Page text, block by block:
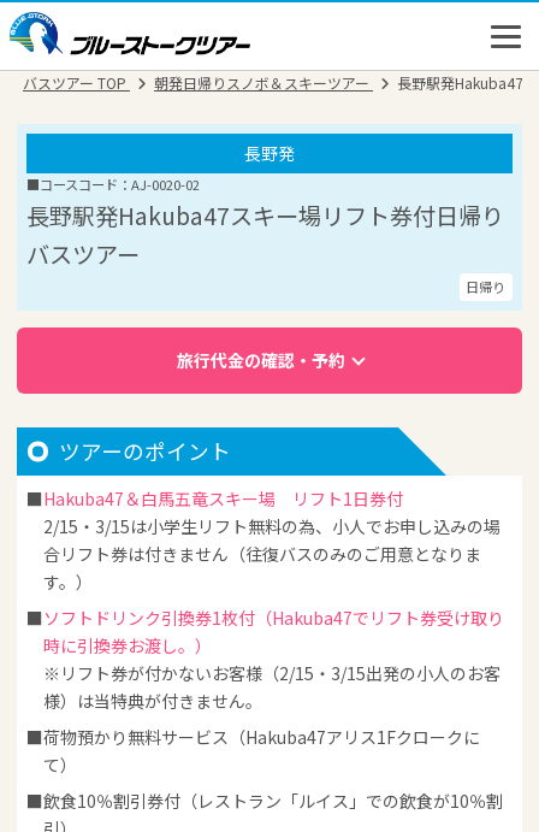
高速バス
バスツアー
新幹線
バスツアー TOP 朝発日帰りスノボ＆スキーツアー 長野駅発Hakuba47
長野駅発Hakuba47スキー場リフト券付日帰り
バスツアー
長野発
■コースコード：AJ-0020-02
日帰り
旅行代金の確認・予約
ツアーのポイント
Hakuba47＆白馬五竜スキー場 リフト1日券付
2/15・3/15は小学生リフト無料の為、小人でお申し込みの場
合リフト券は付きません（往復バスのみのご用意となりま
す。）
ソフトドリンク引換券1枚付（Hakuba47でリフト券受け取り
時に引換券お渡し。）
※リフト券が付かないお客様（2/15・3/15出発の小人のお客
様）は当特典が付きません。
荷物預かり無料サービス（Hakuba47アリス1Fクロークに
て）
飲食10％割引券付（レストラン「ルイス」での飲食が10％割